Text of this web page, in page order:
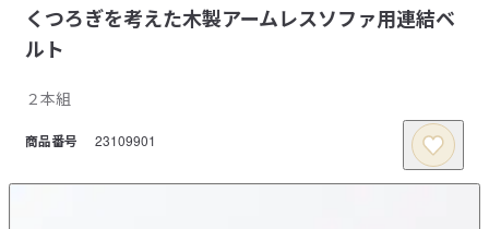
品
ト
ト
ア
くつろぎを考えた木製アームレスソファ用連結ベ
ルト
２本組
商品番号 23109901